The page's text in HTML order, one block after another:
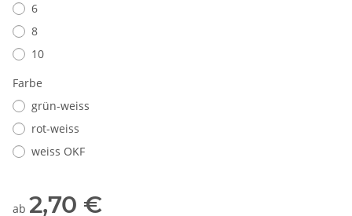
6
8
10
Farbe
grün-weiss
rot-weiss
weiss OKF
ab 2,70 €